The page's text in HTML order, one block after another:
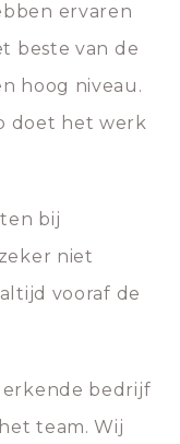
ervaren
beste van de
hoog niveau.
doet het werk
bij
niet
vooraf de
erkende bedrijf
team. Wij